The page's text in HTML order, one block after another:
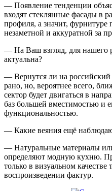
— Появление тенденции
входят стеклянные фасады в
профиля, а значит, фурнитуре
незаметной и аккуратной за
— На Ваш взгляд, для нашего
актуальна?
— Вернутся ли на российский
рано, но, вероятнее всего,
сектор будет двигаться в
баз большей вместимостью и
функциональностью.
— Какие веяния ещё
— Натуральные материалы
определяют модную кухню.
только в визуальном
воспроизведении фактур.